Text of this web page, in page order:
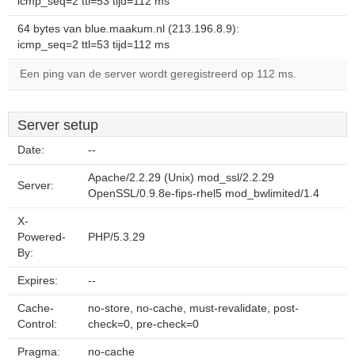
64 bytes van blue.maakum.nl (213.196.8.9):
icmp_seq=2 ttl=53 tijd=112 ms
Een ping van de server wordt geregistreerd op 112 ms.
Server setup
Date: --
Server:
Apache/2.2.29 (Unix) mod_ssl/2.2.29
OpenSSL/0.9.8e-fips-rhel5 mod_bwlimited/1.4
X-
Powered-
By:
PHP/5.3.29
Expires: --
Cache-
Control:
no-store, no-cache, must-revalidate, post-
check=0, pre-check=0
Pragma: no-cache